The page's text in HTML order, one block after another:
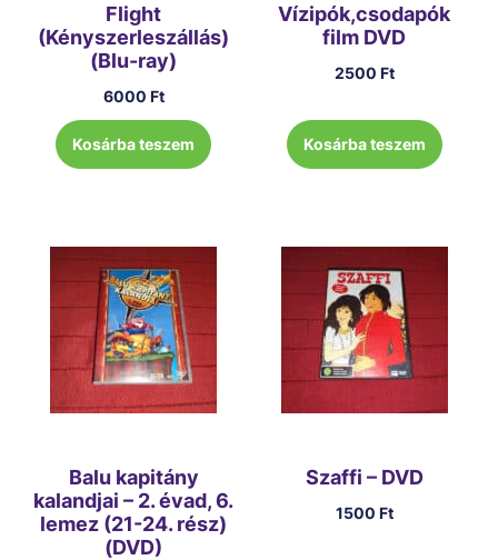
Flight
(Kényszerleszállás)
(Blu-ray)
6000 Ft
Kosárba teszem
Vízipók,csodapók
film DVD
2500 Ft
Kosárba teszem
Balu kapitány
kalandjai – 2. évad, 6.
lemez (21-24. rész)
(DVD)
Szaffi – DVD
1500 Ft